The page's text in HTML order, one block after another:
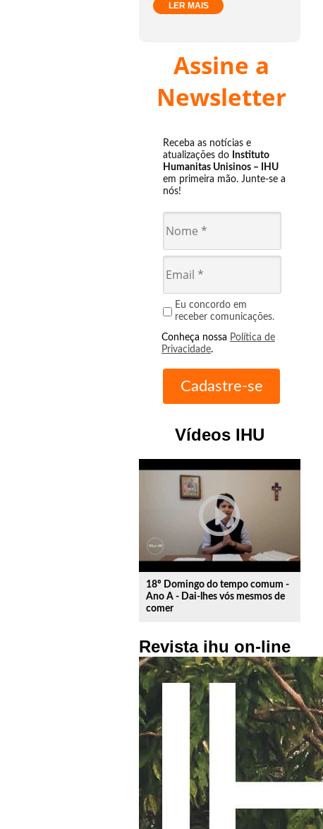
LER MAIS
Assine a
Newsletter
Receba as notícias e
atualizações do Instituto
Humanitas Unisinos – IHU
em primeira mão. Junte-se a
nós!
Eu concordo em
receber comunicações.
Conheça nossa Política de
Privacidade.
Vídeos IHU
play_circle_outline
18º Domingo do tempo comum -
Ano A - Dai-lhes vós mesmos de
comer
Revista ihu on-line